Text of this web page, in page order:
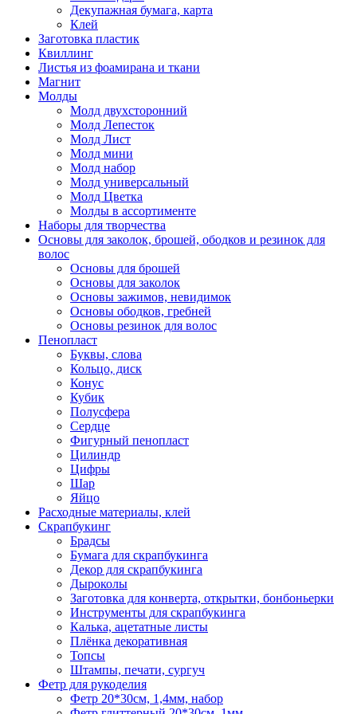
Декупажная бумага, карта
Клей
Заготовка пластик
Квиллинг
Листья из фоамирана и ткани
Магнит
Молды
Молд двухсторонний
Молд Лепесток
Молд Лист
Молд мини
Молд набор
Молд универсальный
Молд Цветка
Молды в ассортименте
Наборы для творчества
Основы для заколок, брошей, ободков и резинок для
волос
Основы для брошей
Основы для заколок
Основы зажимов, невидимок
Основы ободков, гребней
Основы резинок для волос
Пенопласт
Буквы, слова
Кольцо, диск
Конус
Кубик
Полусфера
Сердце
Фигурный пенопласт
Цилиндр
Цифры
Шар
Яйцо
Расходные материалы, клей
Скрапбукинг
Брадсы
Бумага для скрапбукинга
Декор для скрапбукинга
Дыроколы
Заготовка для конверта, открытки, бонбоньерки
Инструменты для скрапбукинга
Калька, ацетатные листы
Плёнка декоративная
Топсы
Штампы, печати, сургуч
Фетр для рукоделия
Фетр 20*30см, 1,4мм, набор